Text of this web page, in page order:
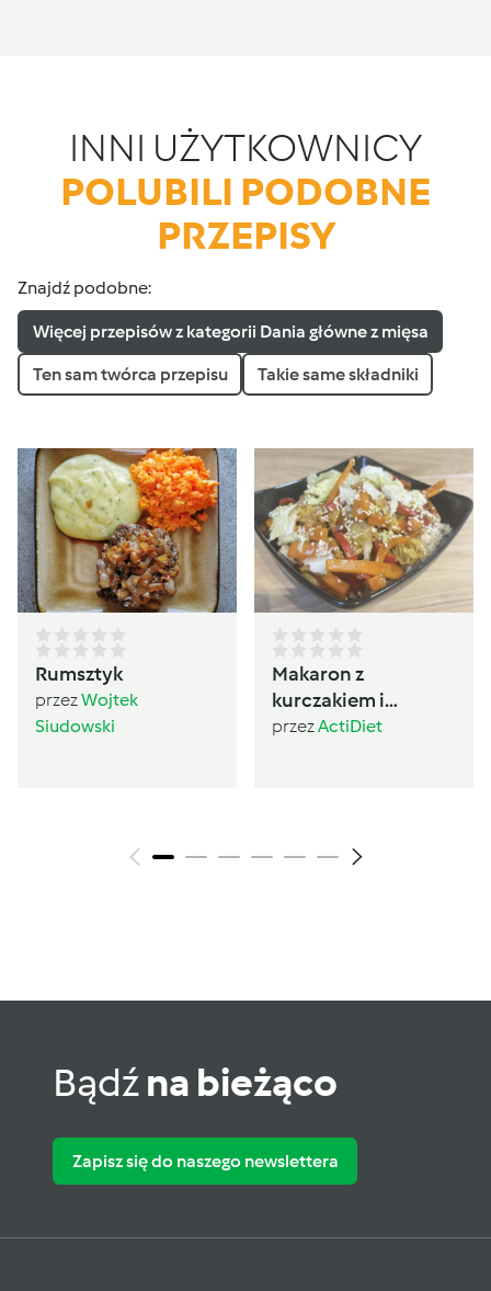
INNI UŻYTKOWNICY
POLUBILI PODOBNE
PRZEPISY
Znajdź podobne:
Więcej przepisów z kategorii Dania główne z mięsa
Ten sam twórca przepisu Takie same składniki
Rumsztyk
przezWojtek
Siudowski
Makaron z
kurczakiem i
warzywami po
przezActiDiet
Bądźna bieżąco
Zapisz się do naszego newslettera